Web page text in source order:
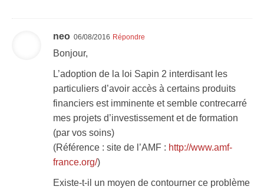
neo 06/08/2016 Répondre
Bonjour,
L’adoption de la loi Sapin 2 interdisant les
particuliers d’avoir accès à certains produits
financiers est imminente et semble contrecarré
mes projets d’investissement et de formation
(par vos soins)
(Référence : site de l’AMF : http://www.amf-
france.org/)
Existe-t-il un moyen de contourner ce problème